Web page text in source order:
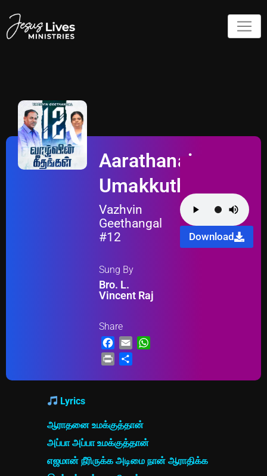
Aarathanai
Umakkuthaan
Vazhvin
Geethangal
#12
Sung By
Bro. L.
Vincent Raj
Share
Facebook
Email
Print
Download
Lyrics
ஆராதனை உமக்குத்தான்
அப்பா அப்பா உமக்குத்தான்
எஜமான் நீரிருக்க அடிமை நான் ஆராதிக்க